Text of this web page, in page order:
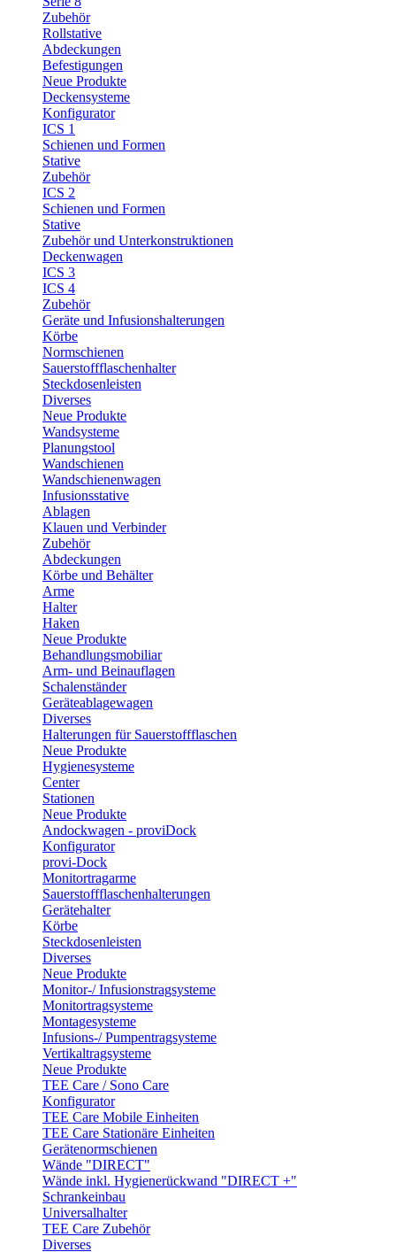
Zubehör
Rollstative
Abdeckungen
Befestigungen
Neue Produkte
Deckensysteme
Konfigurator
ICS 1
Schienen und Formen
Stative
Zubehör
ICS 2
Schienen und Formen
Stative
Zubehör und Unterkonstruktionen
Deckenwagen
ICS 3
ICS 4
Zubehör
Geräte und Infusionshalterungen
Körbe
Normschienen
Sauerstoffflaschenhalter
Steckdosenleisten
Diverses
Neue Produkte
Wandsysteme
Planungstool
Wandschienen
Wandschienenwagen
Infusionsstative
Ablagen
Klauen und Verbinder
Zubehör
Abdeckungen
Körbe und Behälter
Arme
Halter
Haken
Neue Produkte
Behandlungsmobiliar
Arm- und Beinauflagen
Schalenständer
Geräteablagewagen
Diverses
Halterungen für Sauerstoffflaschen
Neue Produkte
Hygienesysteme
Center
Stationen
Neue Produkte
Andockwagen - proviDock
Konfigurator
provi-Dock
Monitortragarme
Sauerstoffflaschenhalterungen
Gerätehalter
Körbe
Steckdosenleisten
Diverses
Neue Produkte
Monitor-/ Infusionstragsysteme
Monitortragsysteme
Montagesysteme
Infusions-/ Pumpentragsysteme
Vertikaltragsysteme
Neue Produkte
TEE Care / Sono Care
Konfigurator
TEE Care Mobile Einheiten
TEE Care Stationäre Einheiten
Gerätenormschienen
Wände "DIRECT"
Wände inkl. Hygienerückwand "DIRECT +"
Schrankeinbau
Universalhalter
TEE Care Zubehör
Diverses